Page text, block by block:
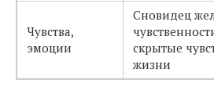
Чувства,
эмоции
Сновидец
скрытые
жизни